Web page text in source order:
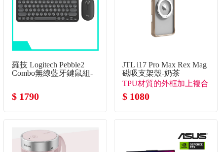
羅技 Logitech Pebble2
Combo無線藍牙鍵鼠組-
$ 1790
JTL i17 Pro Max Rex Mag
磁吸支架殼-奶茶
TPU材質的外框加上複合
背板
$ 1080